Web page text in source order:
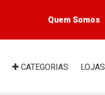
Quem Somos
CATEGORIAS LOJAS